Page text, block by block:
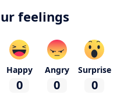
feelings
Happy
0
Angry
0
Surprise
0